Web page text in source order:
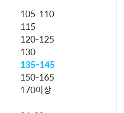
105-110
115
120-125
130
135-145
150-165
170이상